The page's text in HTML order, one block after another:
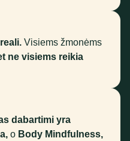
reali. Visiems žmonėms
ne visiems reikia
dabartimi yra
o Body Mindfulness,